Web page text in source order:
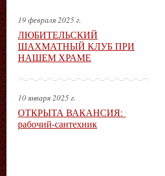
19 февраля 2025 г.
ЛЮБИТЕЛЬСКИЙ
ШАХМАТНЫЙ КЛУБ ПРИ
НАШЕМ ХРАМЕ
10 января 2025 г.
ОТКРЫТА ВАКАНСИЯ:
рабочий-сантехник